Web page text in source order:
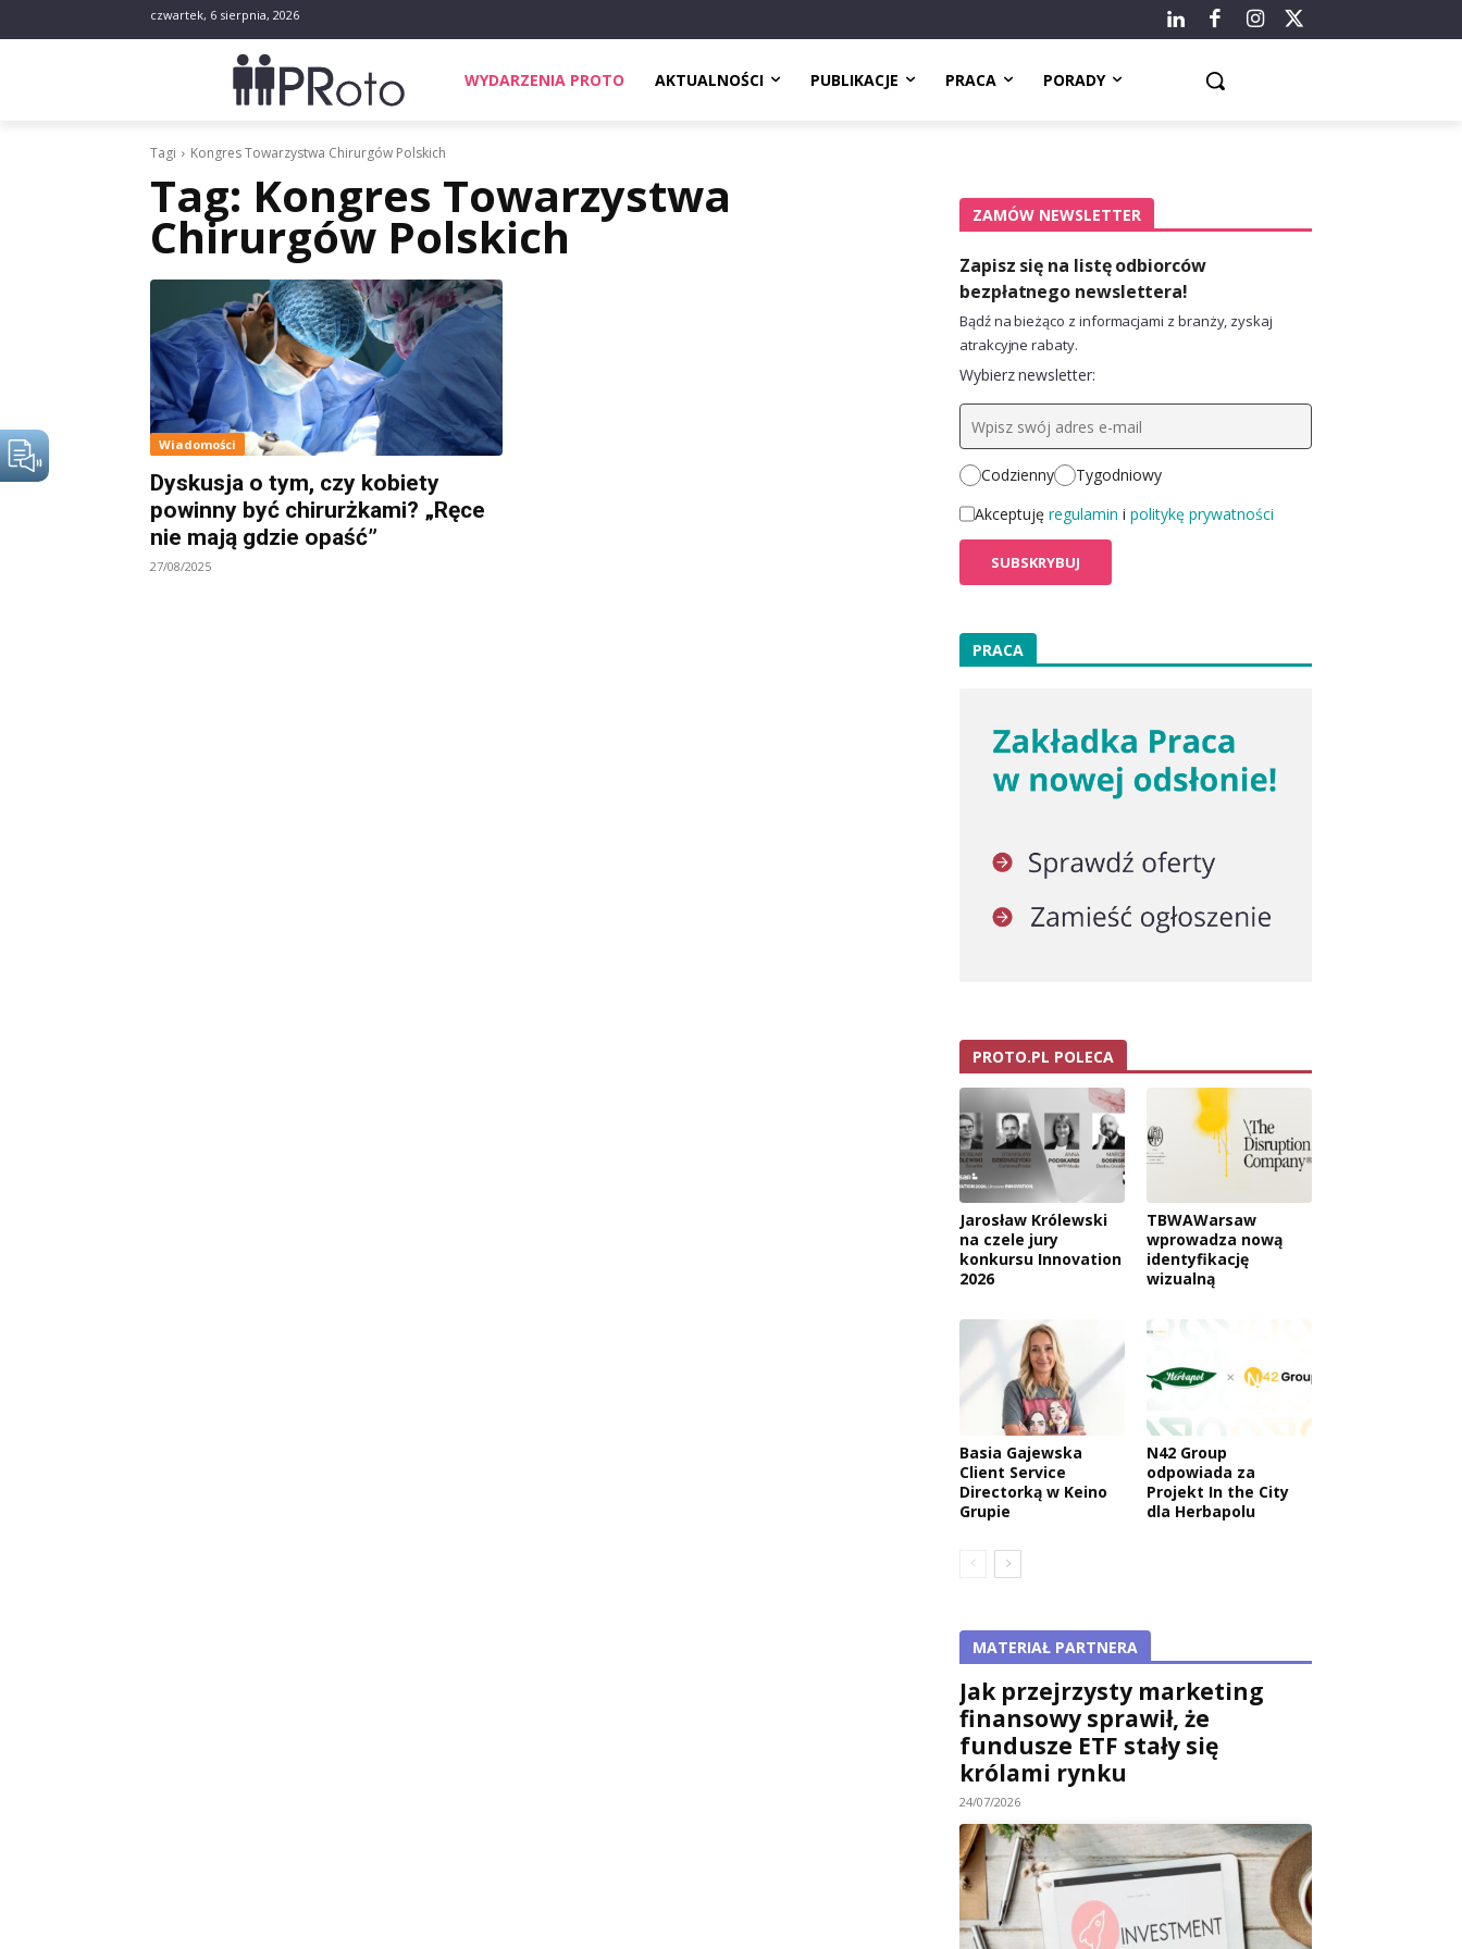
czwartek, 6 sierpnia, 2026
WYDARZENIA PROTO AKTUALNOŚCI PUBLIKACJE PRACA PORADY
Tagi Kongres Towarzystwa Chirurgów Polskich
Tag: Kongres Towarzystwa
Chirurgów Polskich
Wiadomości
Dyskusja o tym, czy kobiety
powinny być chirurżkami? „Ręce
nie mają gdzie opaść”
27/08/2025
ZAMÓW NEWSLETTER
Zapisz się na listę odbiorców
bezpłatnego newslettera!
Bądź na bieżąco z informacjami z branży, zyskaj
atrakcyjne rabaty.
Wybierz newsletter:
Codzienny
Tygodniowy
Akceptuję regulamin i politykę prywatności
PRACA
PROTO.PL POLECA
Jarosław Królewski
na czele jury
konkursu Innovation
2026
TBWAWarsaw
wprowadza nową
identyfikację
wizualną
Basia Gajewska
Client Service
Directorką w Keino
Grupie
N42 Group
odpowiada za
Projekt In the City
dla Herbapolu
MATERIAŁ PARTNERA
Jak przejrzysty marketing
finansowy sprawił, że
fundusze ETF stały się
królami rynku
24/07/2026